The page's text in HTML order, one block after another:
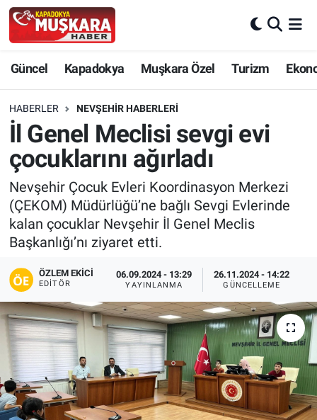
Güncel Kapadokya Muşkara Özel Turizm
HABERLER NEVŞEHIR HABERLERI
İl Genel Meclisi sevgi evi
çocuklarını ağırladı
Nevşehir Çocuk Evleri Koordinasyon Merkezi
(ÇEKOM) Müdürlüğü’ne bağlı Sevgi Evlerinde
kalan çocuklar Nevşehir İl Genel Meclis
Başkanlığı’nı ziyaret etti.
ÖZLEM EKICI
EDITÖR
06.09.2024 - 13:29
YAYINLANMA
26.11.2024 - 14:22
GÜNCELLEME
Güncel
SEÇİM
Muşkara Özel
Ekonomi
Kapadokya
Turizm
Kültür - Sanat
Yaşam
VEFATLAR
Nevşehir Hava Durumu
Nevşehir Trafik Yoğunluk Haritası
Süper Lig Puan Durumu ve Fikstür
Tüm Manşetler
Son Dakika Haberleri
Haber Arşivi